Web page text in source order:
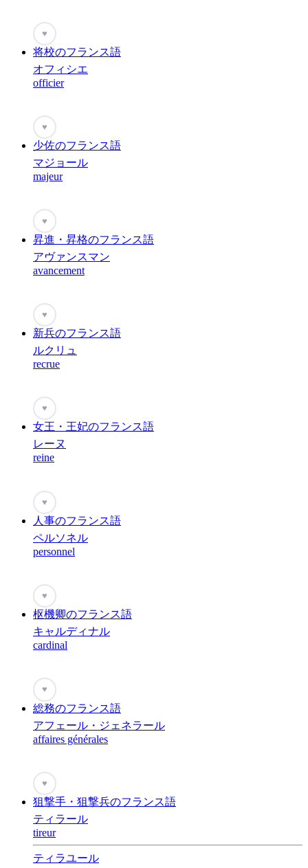
♥
将校のフランス語
オフィシエ
officier
♥
少佐のフランス語
マジョール
majeur
♥
昇進・昇格のフランス語
アヴァンスマン
avancement
♥
新兵のフランス語
ルクリュ
recrue
♥
女王・王妃のフランス語
レーヌ
reine
♥
人事のフランス語
ペルソネル
personnel
♥
枢機卿のフランス語
キャルディナル
cardinal
♥
総務のフランス語
アフェール・ジェネラール
affaires générales
♥
狙撃手・狙撃兵のフランス語
ティラール
tireur
ティラユール